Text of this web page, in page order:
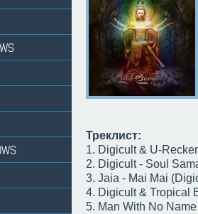
Треклист:
1. Digicult & U-
2. Digicult - Soul
3. Jaia - Mai Mai
4. Digicult & Tropical
5. Man With No